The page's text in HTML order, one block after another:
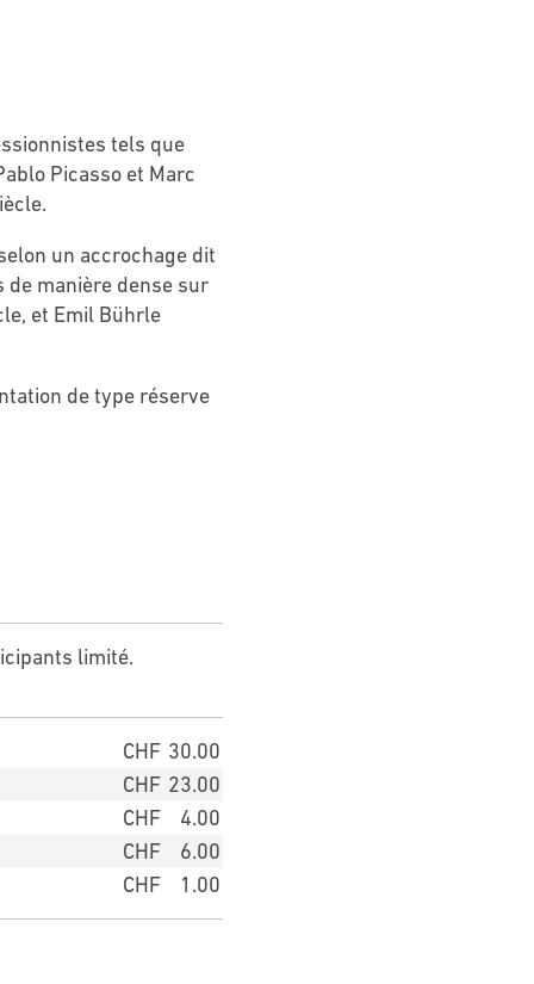
tels que
Picasso et Marc
un accrochage dit
de manière dense sur
et Emil Bührle
de type réserve
limité.
CHF 30.00
CHF 23.00
CHF
4.00
CHF
6.00
CHF
1.00